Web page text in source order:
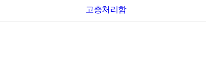
고충처리함